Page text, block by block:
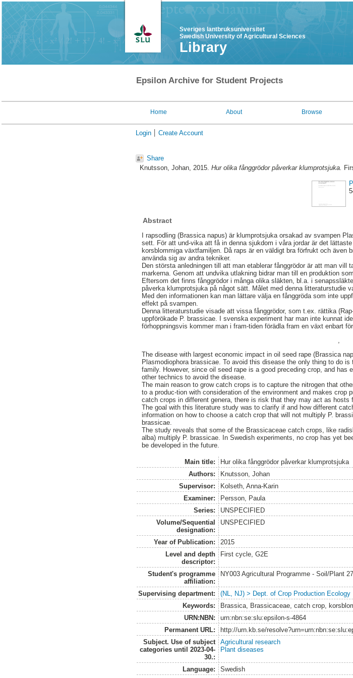
Sveriges lantbruksuniversitet
Swedish University of Agricultural Sciences
Library
Epsilon Archive for Student Projects
Home About Browse
Login Create Account
Share
Knutsson, Johan, 2015. Hur olika fånggrödor påverkar klumprotsjuka.
Abstract
I rapsodling (Brassica napus) är klumprotsjuka orsakad av svampen
sett. För att und-vika att få in denna sjukdom i våra jordar är det
korsblommiga växtfamiljen. Då raps är en väldigt bra förfrukt och
använda sig av andra tekniker.
Den största anledningen till att man etablerar fånggrödor är att man
markerna. Genom att undvika utlakning bidrar man till en produktion
Eftersom det finns fånggrödor i många olika släkten, bl.a. i
påverka klumprotsjuka på något sätt. Målet med denna litteraturstudie
Med den informationen kan man lättare välja en fånggröda som inte
effekt på svampen.
Denna litteraturstudie visade att vissa fånggrödor, som t.ex. rättika
uppförökade P. brassicae. I svenska experiment har man inte kunnat
förhoppningsvis kommer man i fram-tiden förädla fram en växt enbart
The disease with largest economic impact in oil seed rape (Brassica
Plasmodiophora brassicae. To avoid this disease the only thing to do
family. However, since oil seed rape is a good preceding crop, and
other technics to avoid the disease.
The main reason to grow catch crops is to capture the nitrogen that
to a produc-tion with consideration of the environment and makes crop
catch crops in different genera, there is risk that they may act as hosts
The goal with this literature study was to clarify if and how different
information on how to choose a catch crop that will not multiply P.
brassicae.
The study reveals that some of the Brassicaceae catch crops, like
alba) multiply P. brassicae. In Swedish experiments, no crop has yet
be developed in the future.
Main title:
Hur olika fånggrödor påverkar klumprotsjuka
Authors:
Knutsson, Johan
Supervisor:
Kolseth, Anna-Karin
Examiner:
Persson, Paula
Series:
UNSPECIFIED
Volume/Sequential
designation:
UNSPECIFIED
Year of Publication:
2015
Level and depth
descriptor:
First cycle, G2E
Student's programme
affiliation:
NY003 Agricultural Programme - Soil/Plant
Supervising department:
(NL, NJ) > Dept. of Crop Production Ecology
Keywords:
Brassica, Brassicaceae, catch crop,
URN:NBN:
urn:nbn:se:slu:epsilon-s-4864
Permanent URL:
http://urn.kb.se/
Subject. Use of subject
categories until 2023-04-
30.:
Agricultural research
Plant diseases
Language:
Swedish